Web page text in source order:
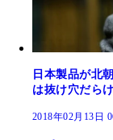
日本製品が北
は抜け穴だら
2018年02月13日